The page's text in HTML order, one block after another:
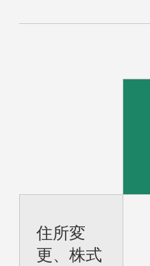
住所変
更、株式